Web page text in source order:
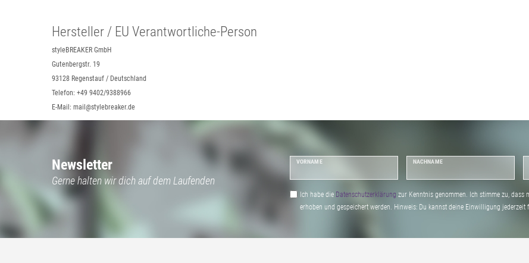
Hersteller / EU Verantwortliche-Person
styleBREAKER GmbH
Gutenbergstr. 19
93128 Regenstauf / Deutschland
Telefon: +49 9402/9388966
E-Mail: mail@stylebreaker.de
Newsletter
Gerne halten wir dich auf dem Laufenden
VORNAME NACHNAME
Ich habe die Daten­schutz­erklärung zur Kenntnis genommen. Ich stimme zu, dass
erhoben und gespeichert werden. Hinweis: Du kannst deine Einwilligung